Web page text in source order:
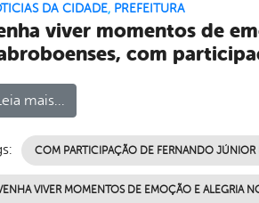
DA CIDADE, PREFEITURA
viver momentos de
com
mais...
COM PARTICIPAÇÃO DE FERNANDO JÚNIOR
VIVER MOMENTOS DE EMOÇÃO E ALEGRIA